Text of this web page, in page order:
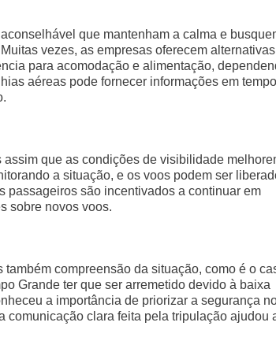
que mantenham a calma e
vezes, as empresas oferecem
para acomodação e alimentação,
aéreas pode fornecer informações em tempo
que as condições de visibilidade
a situação, e os voos podem ser
passageiros são incentivados a continuar em
sobre novos voos.
compreensão da situação, como é o
Grande ter que ser arremetido devido à baixa
a importância de priorizar a segurança
comunicação clara feita pela tripulação ajudou